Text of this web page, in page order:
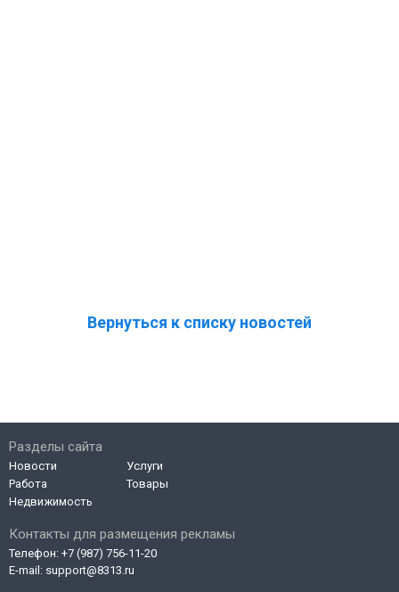
Вернуться к списку новостей
Контакты для размещения рекламы
Телефон: +7 (987) 756-11-20
E-mail: support@8313.ru
Разделы сайта
Новости
Работа
Недвижимость
Услуги
Товары